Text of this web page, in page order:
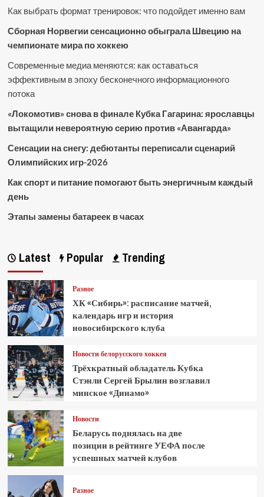
Как выбрать формат тренировок: что подойдет именно вам
Сборная Норвегии сенсационно обыграла Швецию на
чемпионате мира по хоккею
Современные медиа меняются: как оставаться
эффективным в эпоху бесконечного информационного
потока
«Локомотив» снова в финале Кубка Гагарина: ярославцы
вытащили невероятную серию против «Авангарда»
Сенсации на снегу: дебютанты переписали сценарий
Олимпийских игр-2026
Как спорт и питание помогают быть энергичным каждый
день
Этапы замены батареек в часах
Latest Popular Trending
Разное
ХК «Сибирь»: расписание матчей,
календарь игр и история
новосибирского клуба
Новости белорусского хоккея
Трёхкратный обладатель Кубка
Стэнли Сергей Брылин возглавил
минское «Динамо»
Новости
Беларусь поднялась на две
позиции в рейтинге УЕФА после
успешных матчей клубов
Разное